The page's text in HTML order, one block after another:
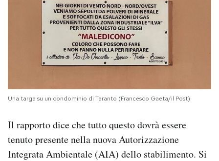
Una targa su un condominio di Taranto (Francesco Gaeta/il Post)
Il rapporto dice che tutto questo dovrà essere
tenuto presente nella nuova Autorizzazione
Integrata Ambientale (AIA) dello stabilimento. Si